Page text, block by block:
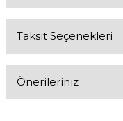
Taksit Seçenekleri
Önerileriniz